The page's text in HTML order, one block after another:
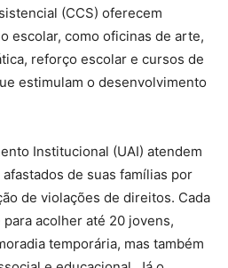
(CCS) oferecem
escolar, como oficinas de arte,
reforço escolar e cursos de
estimulam o desenvolvimento
Institucional (UAI) atendem
de suas famílias por
de violações de direitos. Cada
acolher até 20 jovens,
temporária, mas também